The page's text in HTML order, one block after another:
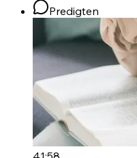
Predigten